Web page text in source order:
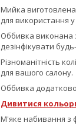
Мийка виготовлена
для використання
Оббивка виконана з
дезінфікувати
Різноманітність
для вашого салону.
Оббивка додатково
Дивитися
М'яке набивання з